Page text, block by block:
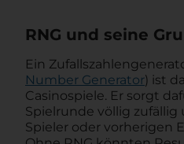
RNG und seine
Ein
Number Generator) ist
Casinospiele. Er sorgt
Spielrunde völlig
Spieler oder vorherigen